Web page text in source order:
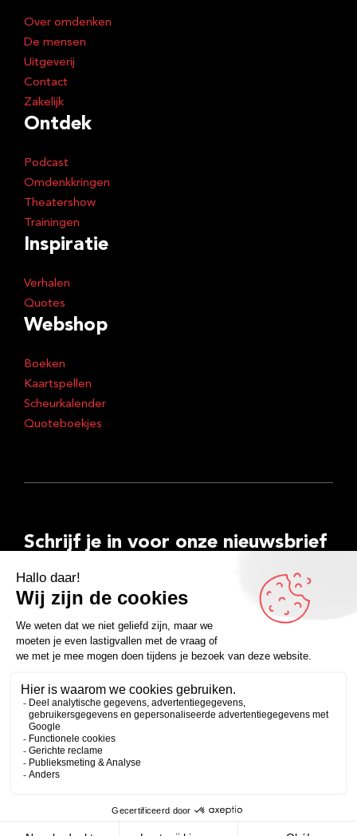
Over omdenken
De mensen
Uitgeverij
Contact
Zakelijk
Ontdek
Podcast
Omdenkkringen
Theatershow
Trainingen
Inspiratie
Verhalen
Quotes
Webshop
Boeken
Kaartspellen
Scheurkalender
Quoteboekjes
Schrijf je in voor onze nieuwsbrief
E-
mailadres
Inschrijven
FacebookInstagramLinkedInYouTubeSpotify
Copyright 2026
Privacyverklaring